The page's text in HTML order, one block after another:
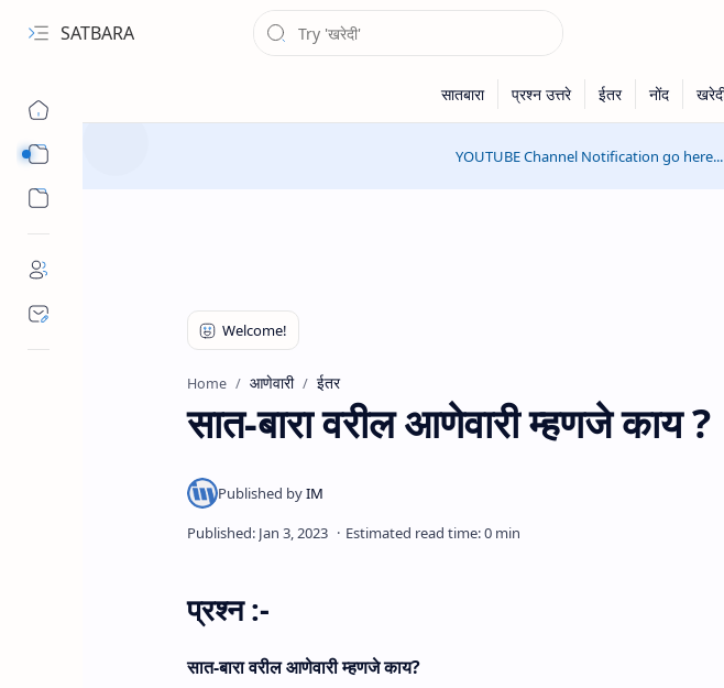
SATBARA
YOUTUBE Channel Notification go here...
Home आणेवारी ईतर
सात-बारा वरील आणेवारी म्‍हणजे काय ?
प्रश्‍न :-
सात-बारा वरील आणेवारी म्‍हणजे काय?